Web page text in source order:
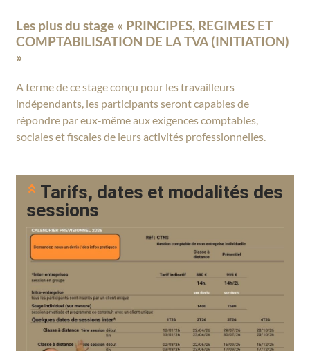
Les plus du stage « PRINCIPES, REGIMES ET
COMPTABILISATION DE LA TVA (INITIATION)
»
A terme de ce stage conçu pour les travailleurs
indépendants, les participants seront capables de
répondre par eux-même aux exigences comptables,
sociales et fiscales de leurs activités professionnelles.
Tarifs, dates et modalités des
sessions